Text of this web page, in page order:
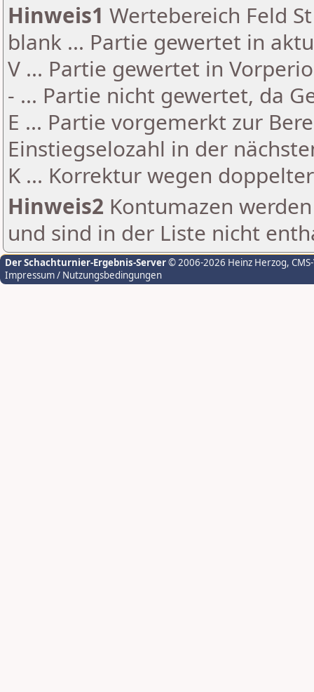
Hinweis1 Wertebereich Feld
blank ... Partie gewertet in
V ... Partie gewertet in
- ... Partie nicht gewertet, da
E ... Partie vorgemerkt zur
Einstiegselozahl in der
K ... Korrektur wegen
Hinweis2 Kontumazen
und sind in der Liste nicht
Der Schachturnier-Ergebnis-Server© 2006-2026 Heinz Herzog,
Impressum / Nutzungsbedingungen